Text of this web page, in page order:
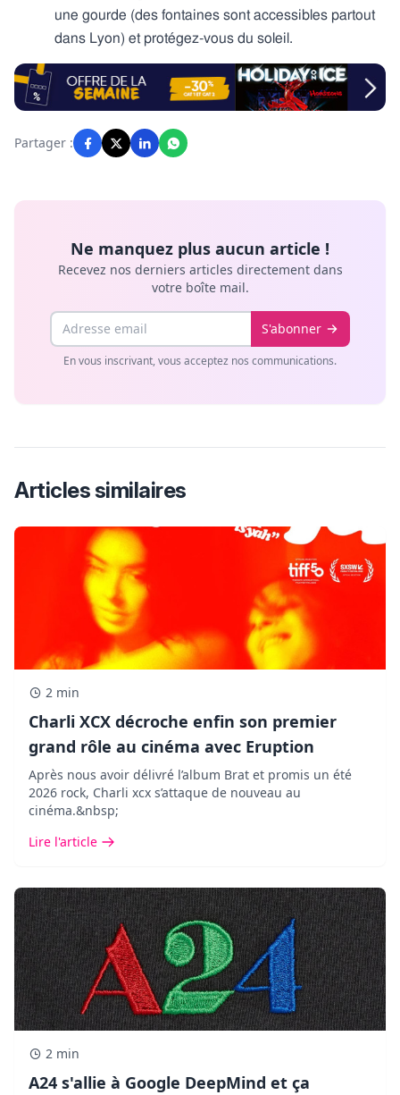
une gourde (des fontaines sont accessibles partout
dans Lyon) et protégez-vous du soleil.
Partager :
Ne manquez plus aucun article !
Recevez nos derniers articles directement dans
votre boîte mail.
Email S'abonner
En vous inscrivant, vous acceptez nos communications.
Articles similaires
2 min
Charli XCX décroche enfin son premier
grand rôle au cinéma avec Eruption
Après nous avoir délivré l’album Brat et promis un été
2026 rock, Charli xcx s’attaque de nouveau au
cinéma.&nbsp;
Lire l'article
2 min
A24 s'allie à Google DeepMind et ça